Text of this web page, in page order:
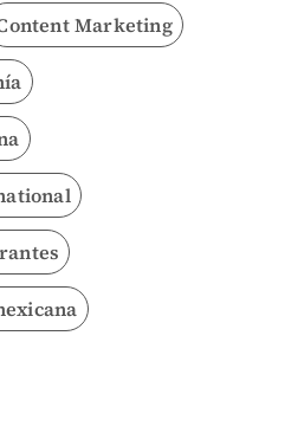
Marketing